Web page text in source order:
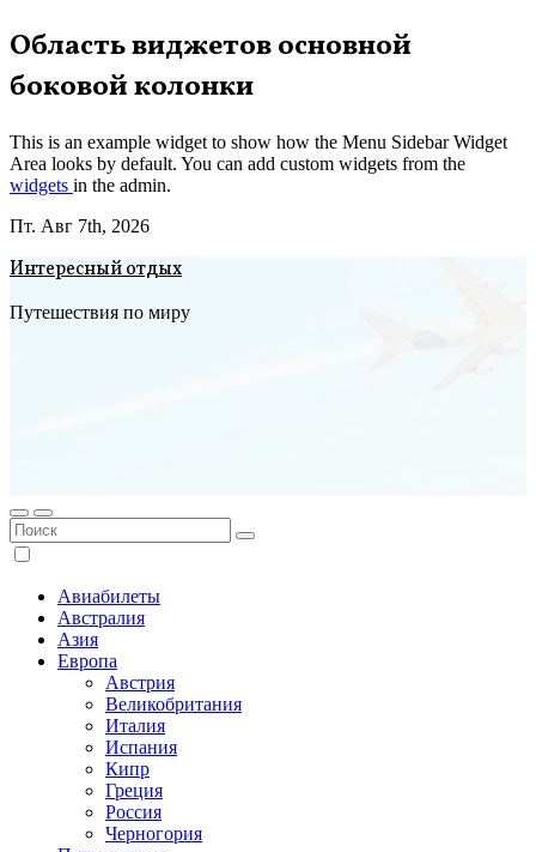
Перейти
к
содержимому
Область виджетов основной
боковой колонки
This is an example widget to show how the Menu Sidebar Widget
Area looks by default. You can add custom widgets from the
widgets in the admin.
Пт. Авг 7th, 2026
Интересный отдых
Путешествия по миру
Авиабилеты
Австралия
Азия
Европа
Австрия
Великобритания
Италия
Испания
Кипр
Греция
Россия
Черногория